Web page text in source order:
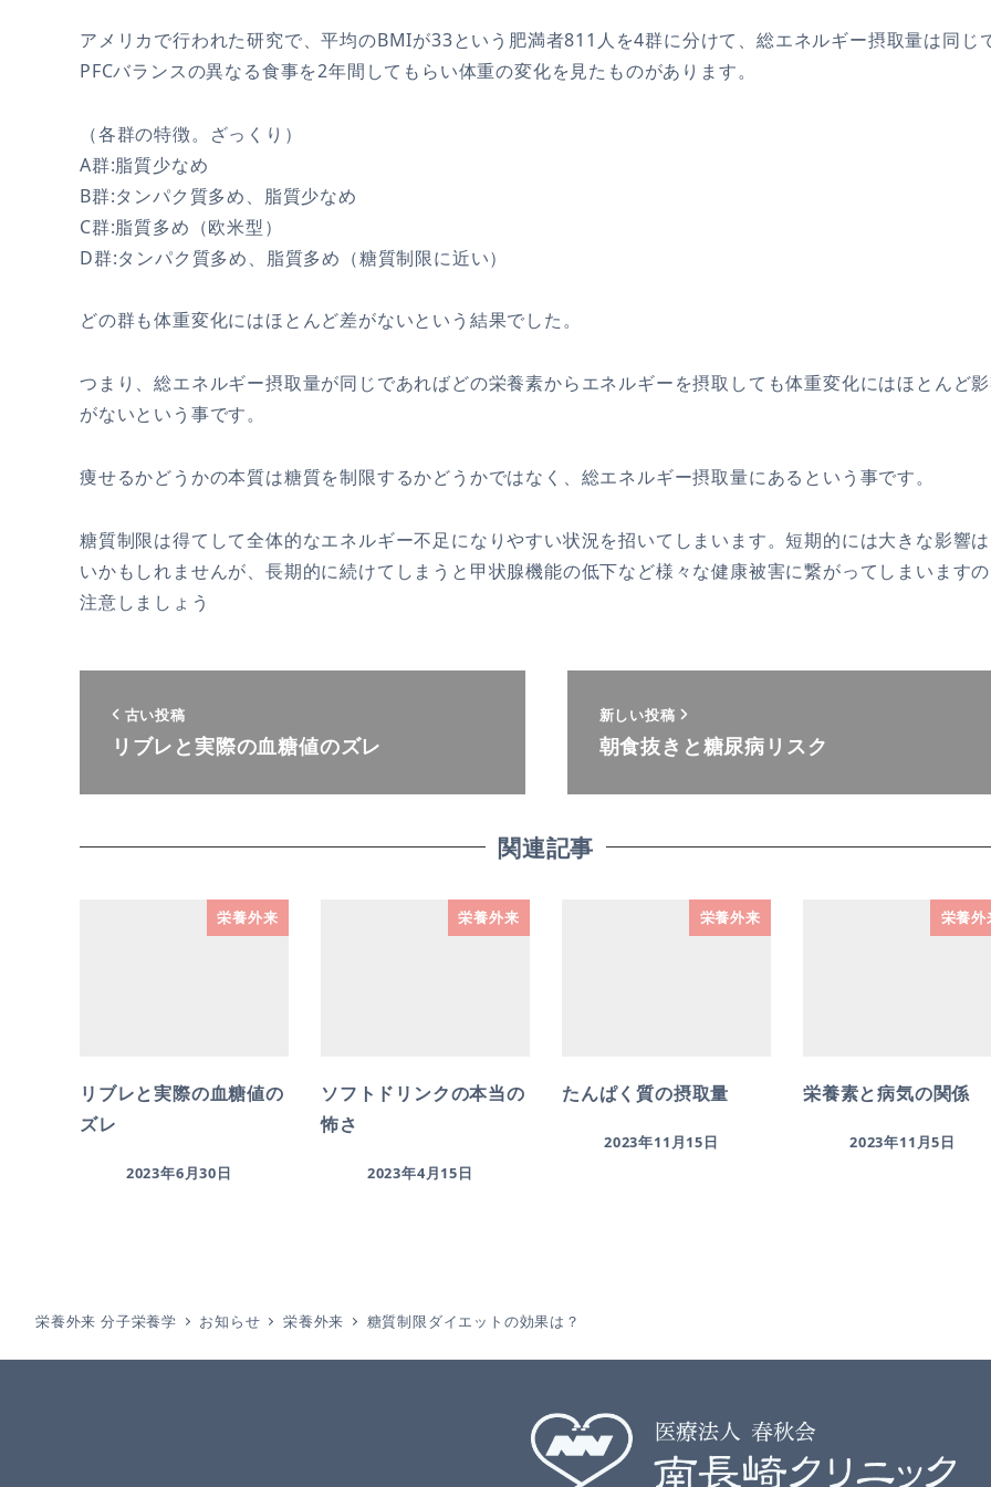
アメリカで行われた研究で、平均のBMIが33という肥満者811人を4群に分けて、総エネルギー摂取量は同じ
PFCバランスの異なる食事を2年間してもらい体重の変化を見たものがあります。
（各群の特徴。ざっくり）
A群:脂質少なめ
B群:タンパク質多め、脂質少なめ
C群:脂質多め（欧米型）
D群:タンパク質多め、脂質多め（糖質制限に近い）
どの群も体重変化にはほとんど差がないという結果でした。
つまり、総エネルギー摂取量が同じであればどの栄養素からエネルギーを摂取しても体重変化にはほとんど
がないという事です。
痩せるかどうかの本質は糖質を制限するかどうかではなく、総エネルギー摂取量にあるという事です。
糖質制限は得てして全体的なエネルギー不足になりやすい状況を招いてしまいます。短期的には大きな影響
いかもしれませんが、長期的に続けてしまうと甲状腺機能の低下など様々な健康被害に繋がってしまいます
注意しましょう
古い投稿
リブレと実際の血糖値のズレ
新しい投稿
朝食抜きと糖尿病リスク
関連記事
栄養外来
リブレと実際の血糖値の
ズレ
2023年6月30日
栄養外来
ソフトドリンクの本当の
怖さ
2023年4月15日
栄養外来
たんぱく質の摂取量
2023年11月15日
栄養外
栄養素と病気の関係
2023年11月5日
栄養外来 分子栄養学 お知らせ 栄養外来 糖質制限ダイエットの効果は？